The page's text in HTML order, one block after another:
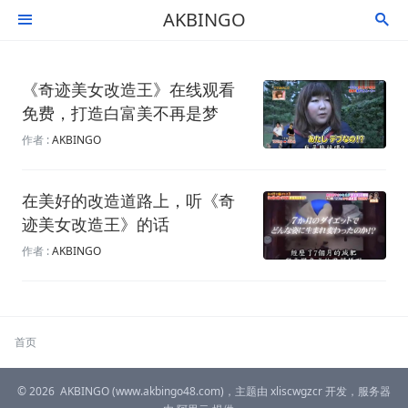
 AKBINGO 
《奇迹美女改造王》在线观看
免费，打造白富美不再是梦
作者 :AKBINGO
在美好的改造道路上，听《奇
迹美女改造王》的话
作者 :AKBINGO
首页
© 2026 AKBINGO(www.akbingo48.com)，主题由 xliscwgzcr开发，服务器